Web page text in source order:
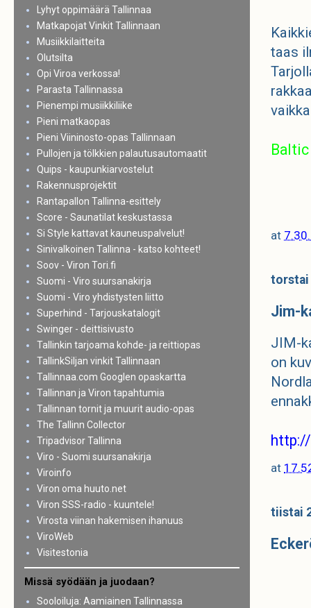
taas
Baltic
at
torstai
Jim-
JIM-
on
at
tiistai
Lyhyt oppimäärä Tallinnaa
Matkapojat Vinkit Tallinnaan
Musiikkilaitteita
Olutsilta
Opi Viroa verkossa!
Parasta Tallinnassa
Pienempi musiikkiliike
Pieni matkaopas
Pieni Viininosto-opas Tallinnaan
Pullojen ja tölkkien palautusautomaatit
Quips - kaupunkiarvostelut
Rakennusprojektit
Rantapallon Tallinna-esittely
Score - Saunatilat keskustassa
Si Style kattavat kauneuspalvelut!
Sinivalkoinen Tallinna - katso kohteet!
Soov - Viron Tori.fi
Suomi - Viro suursanakirja
Suomi - Viro yhdistysten liitto
Superhind - Tarjouskatalogit
Swinger - deittisivusto
Tallinkin tarjoama kohde- ja reittiopas
TallinkSiljan vinkit Tallinnaan
Tallinnaa.com Googlen opaskartta
Tallinnan ja Viron tapahtumia
Tallinnan tornit ja muurit audio-opas
The Tallinn Collector
Tripadvisor Tallinna
Viro - Suomi suursanakirja
Viroinfo
Viron oma huuto.net
Viron SSS-radio - kuuntele!
Virosta viinan hakemisen ihanuus
ViroWeb
Visitestonia
Missä syödään ja juodaan?
Sooloiluja: Aamiainen Tallinnassa